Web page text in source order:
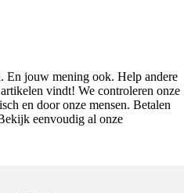
En jouw mening ook. Help andere
vindt! We controleren onze
en door onze mensen. Betalen
eenvoudig al onze